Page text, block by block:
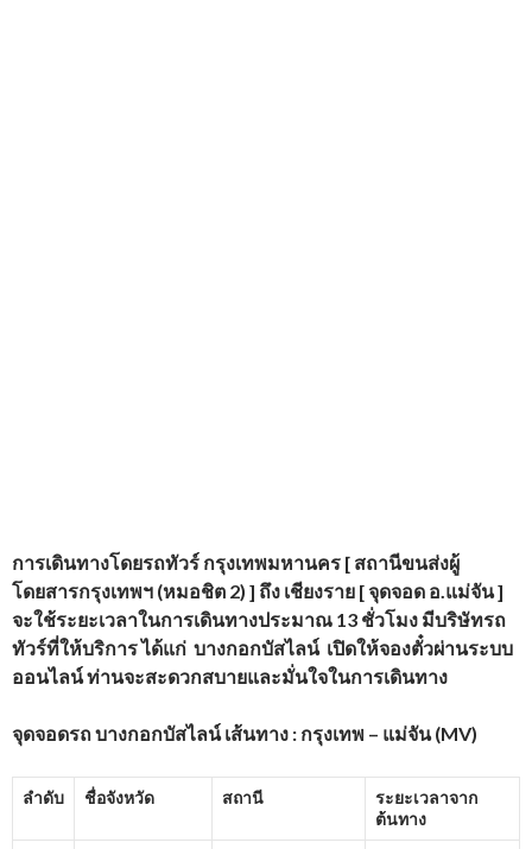
การเดินทางโดยรถทัวร์ กรุงเทพมหานคร [ สถานีขนส่งผู้
โดยสารกรุงเทพฯ (หมอชิต 2) ] ถึง เชียงราย [ จุดจอด อ.แม่จัน ]
จะใช้ระยะเวลาในการเดินทางประมาณ 13 ชั่วโมง มีบริษัทรถ
ทัวร์ที่ให้บริการได้แก่ บางกอกบัสไลน์ เปิดให้จองตั๋วผ่านระบบ
ออนไลน์ ท่านจะสะดวกสบายและมั่นใจในการเดินทาง
จุดจอดรถ บางกอกบัสไลน์ เส้นทาง : กรุงเทพ – แม่จัน (MV)
ลำดับ ชื่อจังหวัด สถานี
ระยะเวลาจาก
ต้นทาง